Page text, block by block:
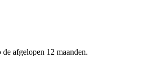
afgelopen 12 maanden.